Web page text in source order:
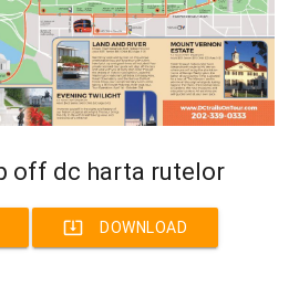
off dc harta rutelor
system_update_alt DOWNLOAD